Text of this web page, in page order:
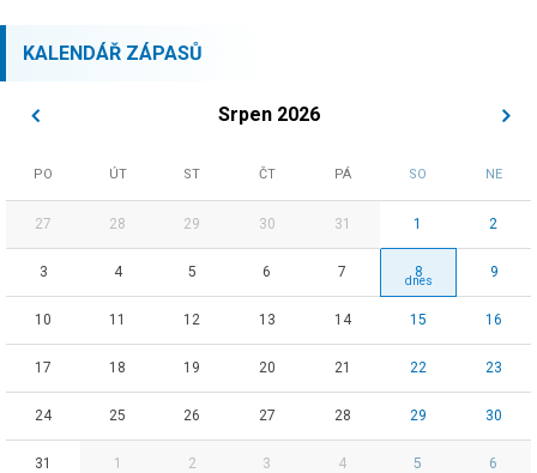
KALENDÁŘ ZÁPASŮ
Srpen 2026
PO ÚT ST ČT PÁ SO NE
27 28 29 30 31 1 2
3 4 5 6 7 8 9
10 11 12 13 14 15 16
17 18 19 20 21 22 23
24 25 26 27 28 29 30
31 1 2 3 4 5 6